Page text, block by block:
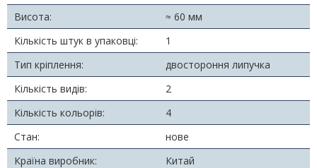
Висота:
≈ 60 мм
Кількість штук в упаковці:
1
Тип кріплення:
двостороння липучка
Кількість видів:
2
Кількість кольорів:
4
Стан:
нове
Країна виробник:
Китай